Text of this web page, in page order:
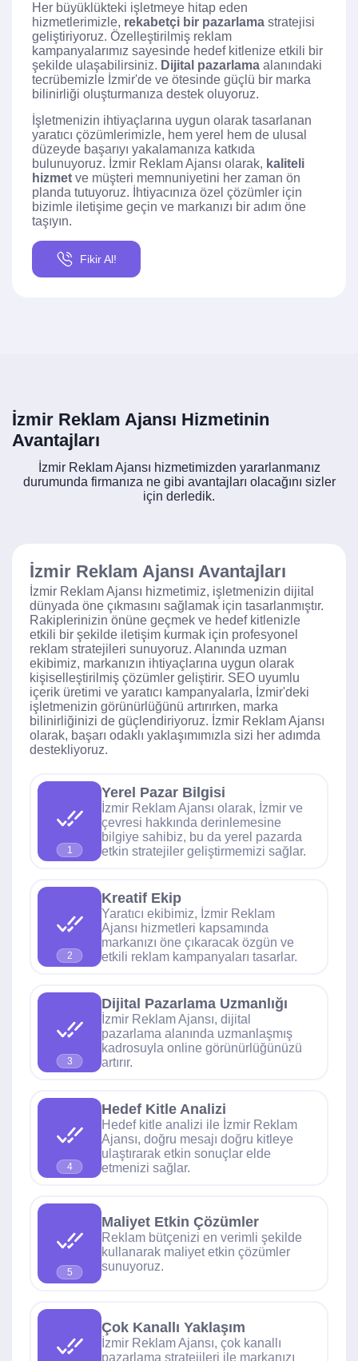
Her büyüklükteki işletmeye hitap eden
hizmetlerimizle, rekabetçi bir pazarlama stratejisi
geliştiriyoruz. Özelleştirilmiş reklam
kampanyalarımız sayesinde hedef kitlenize etkili bir
şekilde ulaşabilirsiniz. Dijital pazarlama alanındaki
tecrübemizle İzmir'de ve ötesinde güçlü bir marka
bilinirliği oluşturmanıza destek oluyoruz.
İşletmenizin ihtiyaçlarına uygun olarak tasarlanan
yaratıcı çözümlerimizle, hem yerel hem de ulusal
düzeyde başarıyı yakalamanıza katkıda
bulunuyoruz. İzmir Reklam Ajansı olarak, kaliteli
hizmet ve müşteri memnuniyetini her zaman ön
planda tutuyoruz. İhtiyacınıza özel çözümler için
bizimle iletişime geçin ve markanızı bir adım öne
taşıyın.
Fikir Al!
İzmir Reklam Ajansı Hizmetinin
Avantajları
İzmir Reklam Ajansı hizmetimizden yararlanmanız
durumunda firmanıza ne gibi avantajları olacağını sizler
için derledik.
İzmir Reklam Ajansı Avantajları
İzmir Reklam Ajansı hizmetimiz, işletmenizin dijital
dünyada öne çıkmasını sağlamak için tasarlanmıştır.
Rakiplerinizin önüne geçmek ve hedef kitlenizle
etkili bir şekilde iletişim kurmak için profesyonel
reklam stratejileri sunuyoruz. Alanında uzman
ekibimiz, markanızın ihtiyaçlarına uygun olarak
kişiselleştirilmiş çözümler geliştirir. SEO uyumlu
içerik üretimi ve yaratıcı kampanyalarla, İzmir'deki
işletmenizin görünürlüğünü artırırken, marka
bilinirliğinizi de güçlendiriyoruz. İzmir Reklam Ajansı
olarak, başarı odaklı yaklaşımımızla sizi her adımda
destekliyoruz.
1
Yerel Pazar Bilgisi
İzmir Reklam Ajansı olarak, İzmir ve
çevresi hakkında derinlemesine
bilgiye sahibiz, bu da yerel pazarda
etkin stratejiler geliştirmemizi sağlar.
2
Kreatif Ekip
Yaratıcı ekibimiz, İzmir Reklam
Ajansı hizmetleri kapsamında
markanızı öne çıkaracak özgün ve
etkili reklam kampanyaları tasarlar.
3
Dijital Pazarlama Uzmanlığı
İzmir Reklam Ajansı, dijital
pazarlama alanında uzmanlaşmış
kadrosuyla online görünürlüğünüzü
artırır.
4
Hedef Kitle Analizi
Hedef kitle analizi ile İzmir Reklam
Ajansı, doğru mesajı doğru kitleye
ulaştırarak etkin sonuçlar elde
etmenizi sağlar.
5
Maliyet Etkin Çözümler
Reklam bütçenizi en verimli şekilde
kullanarak maliyet etkin çözümler
sunuyoruz.
Çok Kanallı Yaklaşım
İzmir Reklam Ajansı, çok kanallı
pazarlama stratejileri ile markanızı